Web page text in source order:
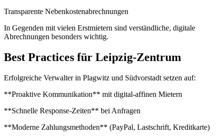
Transparente Nebenkostenabrechnungen
In Gegenden mit vielen Erstmietern sind verständliche, digitale
Abrechnungen besonders wichtig.
Best Practices für Leipzig-Zentrum
Erfolgreiche Verwalter in Plagwitz und Südvorstadt setzen auf:
**Proaktive Kommunikation** mit digital-affinen Mietern
**Schnelle Response-Zeiten** bei Anfragen
**Moderne Zahlungsmethoden** (PayPal, Lastschrift, Kreditkarte)